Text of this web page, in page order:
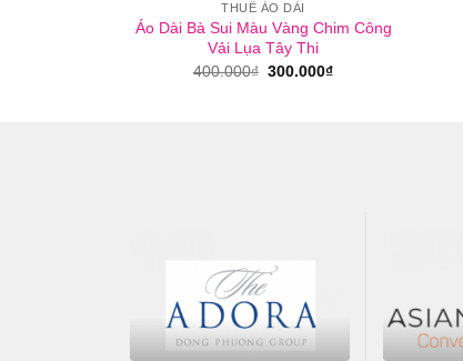
THUÊ ÁO DÀI
Áo Dài Bà Sui Màu Vàng Chim Công
Vải Lụa Tây Thi
400.000₫ Giá
300.000₫Giá